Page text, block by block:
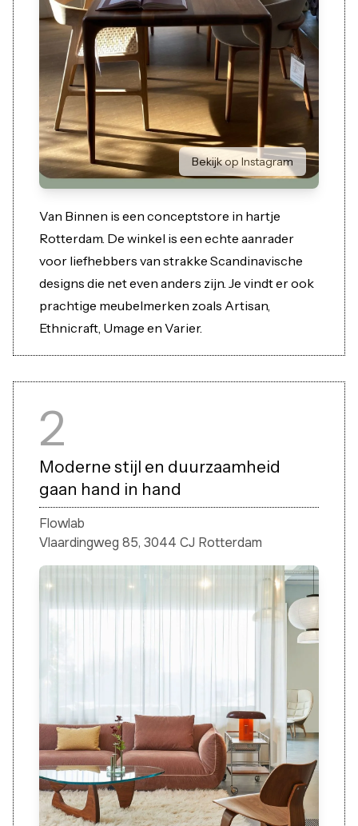
Bekijk op Instagram
Van Binnen is een conceptstore in hartje
Rotterdam. De winkel is een echte aanrader
voor liefhebbers van strakke Scandinavische
designs die net even anders zijn. Je vindt er ook
prachtige meubelmerken zoals Artisan,
Ethnicraft, Umage en Varier.
2
Moderne stijl en duurzaamheid
gaan hand in hand
Flowlab
Vlaardingweg 85, 3044 CJ Rotterdam